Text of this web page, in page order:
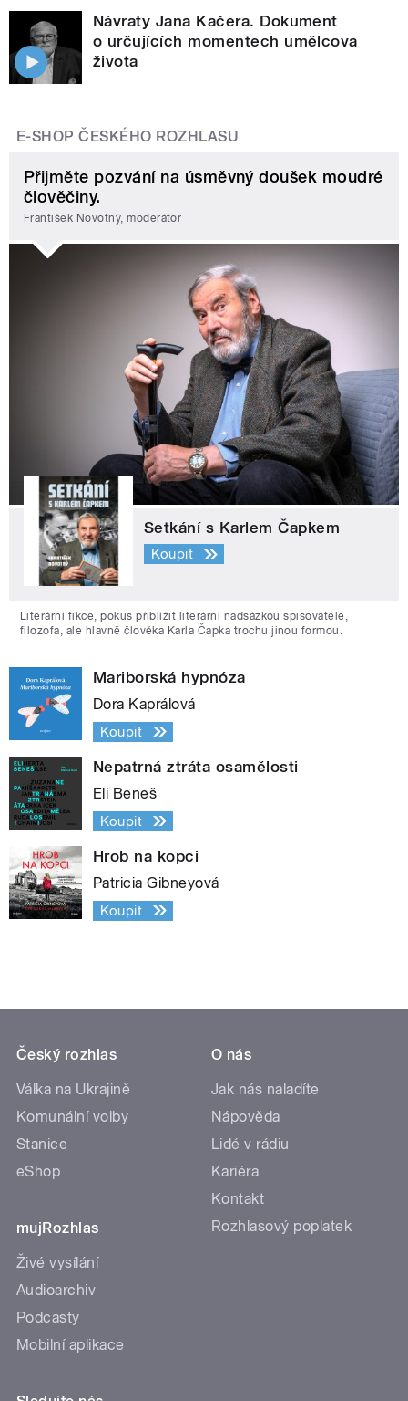
Návraty Jana Kačera. Dokument
o určujících momentech umělcova
života
E-SHOP ČESKÉHO ROZHLASU
Přijměte pozvání na úsměvný doušek moudré
člověčiny.
František Novotný, moderátor
Setkání s Karlem Čapkem
Koupit
Literární fikce, pokus přiblížit literární nadsázkou spisovatele,
filozofa, ale hlavně člověka Karla Čapka trochu jinou formou.
Mariborská hypnóza
Dora Kaprálová
Koupit
Nepatrná ztráta osamělosti
Eli Beneš
Koupit
Hrob na kopci
Patricia Gibneyová
Koupit
Český rozhlas
Válka na Ukrajině
Komunální volby
Stanice
eShop
mujRozhlas
Živé vysílání
Audioarchiv
Podcasty
Mobilní aplikace
O nás
Jak nás naladíte
Nápověda
Lidé v rádiu
Kariéra
Kontakt
Rozhlasový poplatek